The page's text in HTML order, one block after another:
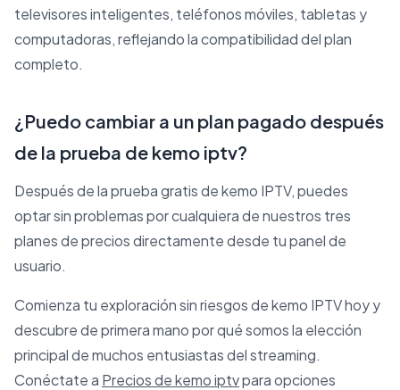
televisores inteligentes, teléfonos móviles, tabletas y
computadoras, reflejando la compatibilidad del plan
completo.
¿Puedo cambiar a un plan pagado después
de la prueba de kemo iptv?
Después de la prueba gratis de kemo IPTV, puedes
optar sin problemas por cualquiera de nuestros tres
planes de precios directamente desde tu panel de
usuario.
Comienza tu exploración sin riesgos de kemo IPTV hoy y
descubre de primera mano por qué somos la elección
principal de muchos entusiastas del streaming.
Conéctate a Precios de kemo iptvpara opciones